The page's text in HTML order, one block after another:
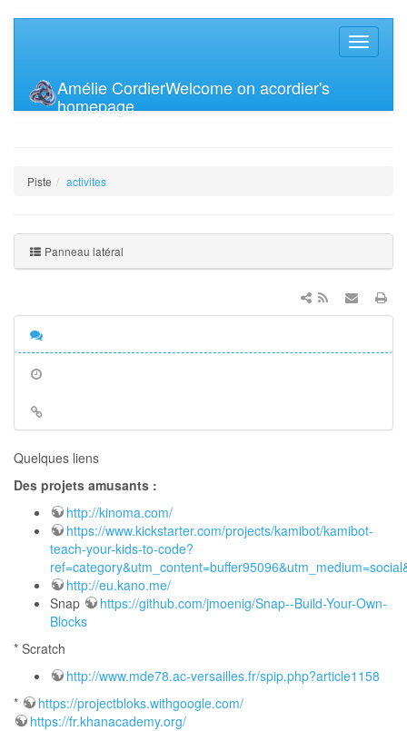
Amélie CordierWelcome on acordier's
homepage
Piste activites
Panneau latéral
de
Quelques liens
Des projets amusants :
http://kinoma.com/
https://www.kickstarter.com/projects/kamibot/kamibot-
teach-your-kids-to-code?
http://eu.kano.me/
Snap
https://github.com/jmoenig/Snap--Build-Your-Own-
Blocks
* Scratch
http://www.mde78.ac-versailles.fr/spip.php?article1158
*
https://projectbloks.withgoogle.com/
https://fr.khanacademy.org/